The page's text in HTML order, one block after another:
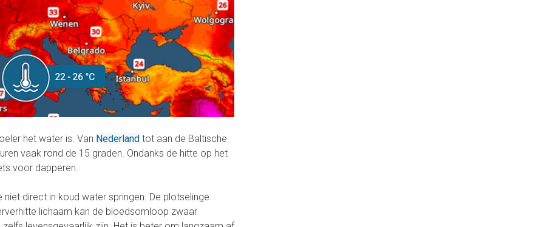
het water is. Van Nederland tot aan de Baltische
vaak rond de 15 graden. Ondanks de hitte op het
voor dapperen.
niet direct in koud water springen. De plotselinge
lichaam kan de bloedsomloop zwaar